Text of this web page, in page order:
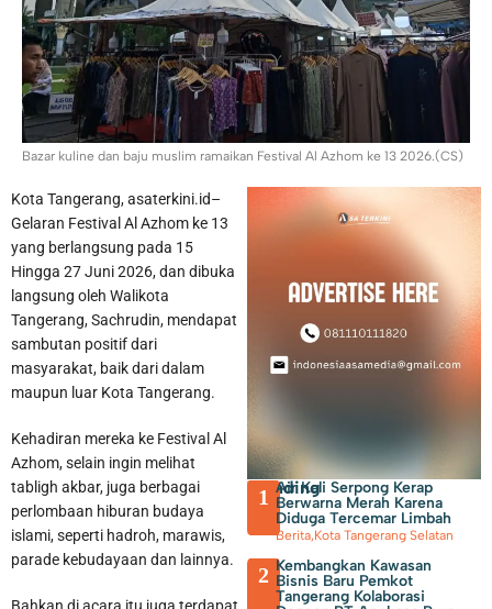
Pemkab Tangerang Berencana Buka TPS3R di Tigaraksa
Bazar kuline dan baju muslim ramaikan Festival Al Azhom ke 13 2026.(CS)
Kota Tangerang, asaterkini.id–
Gelaran Festival Al Azhom ke 13
yang berlangsung pada 15
Hingga 27 Juni 2026, dan dibuka
langsung oleh Walikota
Tangerang, Sachrudin, mendapat
sambutan positif dari
masyarakat, baik dari dalam
maupun luar Kota Tangerang.
Kehadiran mereka ke Festival Al
Azhom, selain ingin melihat
tabligh akbar, juga berbagai
perlombaan hiburan budaya
islami, seperti hadroh, marawis,
parade kebudayaan dan lainnya.
Trending
1 Air Kali Serpong Kerap
Berwarna Merah Karena
Diduga Tercemar Limbah
Berita,Kota Tangerang Selatan
2 Kembangkan Kawasan
Bisnis Baru Pemkot
Tangerang Kolaborasi